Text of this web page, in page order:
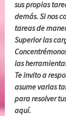
sus propias
demás. Si nos
tareas de
Superior las
las
Te invito a
asume varias
para resolver
aquí.